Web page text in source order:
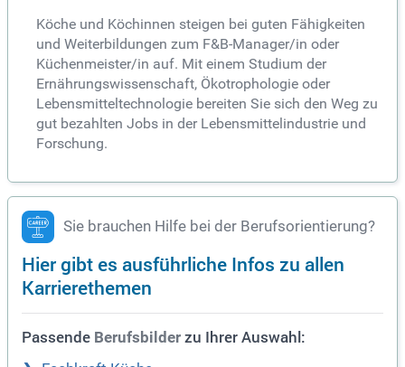
Köche und Köchinnen steigen bei guten Fähigkeiten
und Weiterbildungen zum F&B-Manager/in oder
Küchenmeister/in auf. Mit einem Studium der
Ernährungswissenschaft, Ökotrophologie oder
Lebensmitteltechnologie bereiten Sie sich den Weg zu
gut bezahlten Jobs in der Lebensmittelindustrie und
Forschung.
Sie brauchen Hilfe bei der Berufsorientierung?
Hier gibt es ausführliche Infos zu allen
Karrierethemen
Passende Berufsbilder zu Ihrer Auswahl: